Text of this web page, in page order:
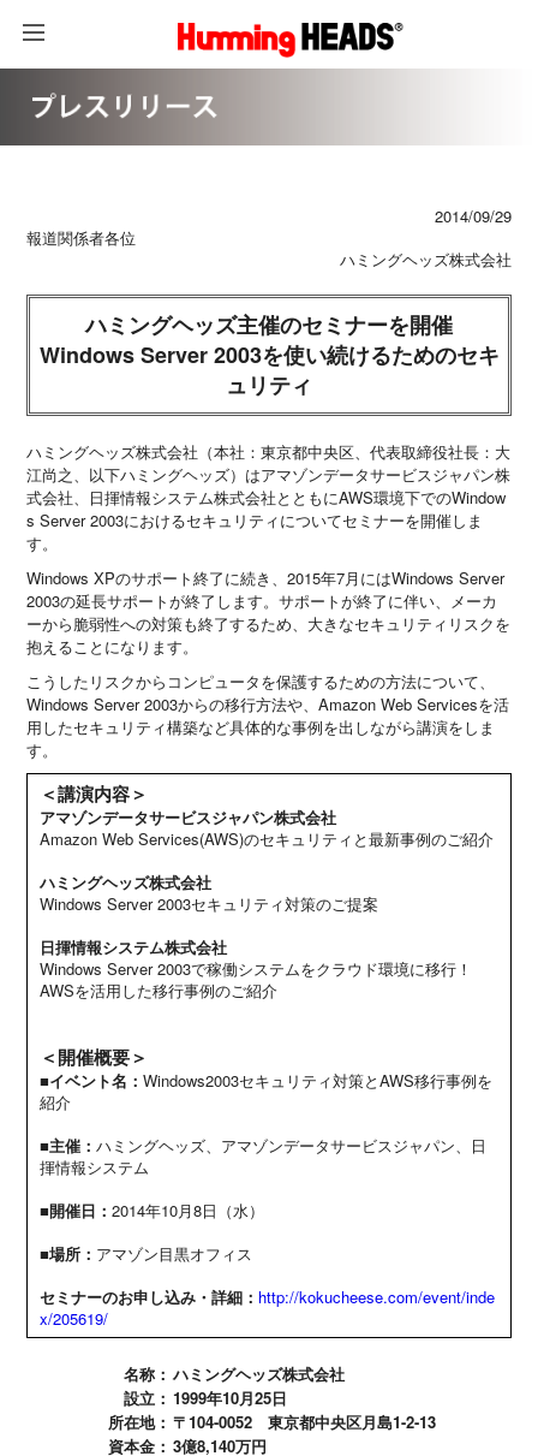
2014/09/29
報道関係者各位
ハミングヘッズ株式会社
ハミングヘッズ主催のセミナーを開催
Windows Server 2003を使い続けるためのセキ
ュリティ
ハミングヘッズ株式会社（本社：東京都中央区、代表取締役社長：大
江尚之、以下ハミングヘッズ）はアマゾンデータサービスジャパン株
式会社、日揮情報システム株式会社とともにAWS環境下でのWindow
s Server 2003におけるセキュリティについてセミナーを開催しま
す。
Windows XPのサポート終了に続き、2015年7月にはWindows Server
2003の延長サポートが終了します。サポートが終了に伴い、メーカ
ーから脆弱性への対策も終了するため、大きなセキュリティリスクを
抱えることになります。
こうしたリスクからコンピュータを保護するための方法について、
Windows Server 2003からの移行方法や、Amazon Web Servicesを活
用したセキュリティ構築など具体的な事例を出しながら講演をしま
す。
＜講演内容＞
アマゾンデータサービスジャパン株式会社
Amazon Web Services(AWS)のセキュリティと最新事例のご紹介
ハミングヘッズ株式会社
Windows Server 2003セキュリティ対策のご提案
日揮情報システム株式会社
Windows Server 2003で稼働システムをクラウド環境に移行！
AWSを活用した移行事例のご紹介
＜開催概要＞
■イベント名：Windows2003セキュリティ対策とAWS移行事例を
紹介
■主催：ハミングヘッズ、アマゾンデータサービスジャパン、日
揮情報システム
■開催日：2014年10月8日（水）
■場所： アマゾン目黒オフィス
セミナーのお申し込み・詳細： http://kokucheese.com/event/inde
x/205619/
名称： ハミングヘッズ株式会社
設立： 1999年10月25日
所在地： 〒104-0052 東京都中央区月島1-2-13
資本金： 3億8,140万円